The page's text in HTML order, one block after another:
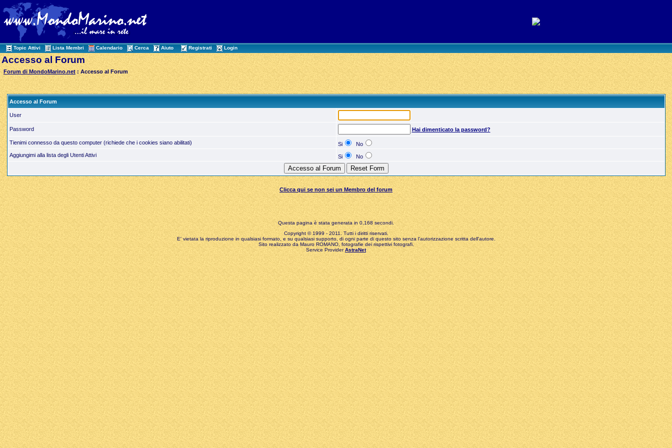
Topic Attivi Lista Membri Calendario Cerca Aiuto Registrati Login
Accesso al Forum
Forum di MondoMarino.net : Accesso al Forum
Accesso al Forum
User
Password Hai dimenticato la password?
Tienimi connesso da questo computer (richiede che i cookies siano abilitati) Si
No
Aggiungimi alla lista degli Utenti Attivi
Si No
Clicca qui se non sei un Membro del forum
Questa pagina è stata generata in 0,168 secondi.
Copyright © 1999 - 2011. Tutti i diritti riservati.
E' vietata la riproduzione in qualsiasi formato, e su qualsiasi supporto, di ogni parte di questo sito senza l'autorizzazione scritta dell'autore.
Sito realizzato da Mauro ROMANO, fotografie dei rispettivi fotografi.
Service ProviderAstraNet